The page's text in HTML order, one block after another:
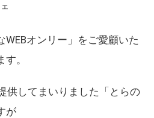
WEBオンリー」をご愛顧いた
。
供してまいりました「とらの
が